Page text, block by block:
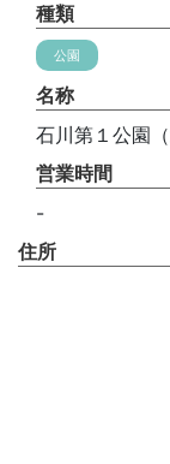
種類
公園
名称
石川第１公園
営業時間
-
住所